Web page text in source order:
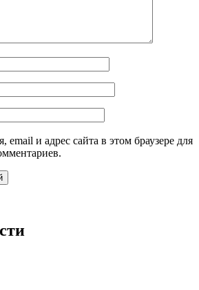
email и адрес сайта в этом браузере для